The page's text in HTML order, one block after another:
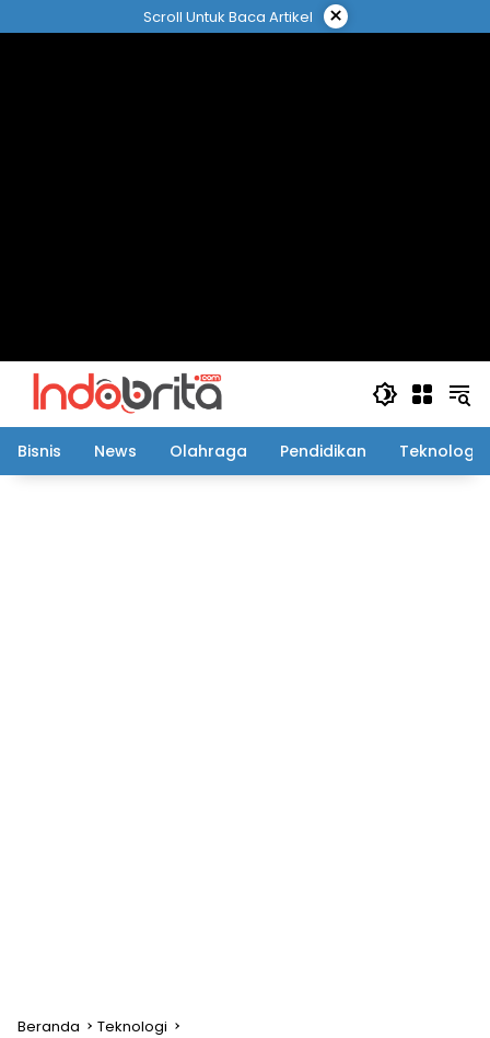
ke
Scroll Untuk Baca Artikel ×
Bisnis News Olahraga Pendidikan Teknologi
Beranda Teknologi